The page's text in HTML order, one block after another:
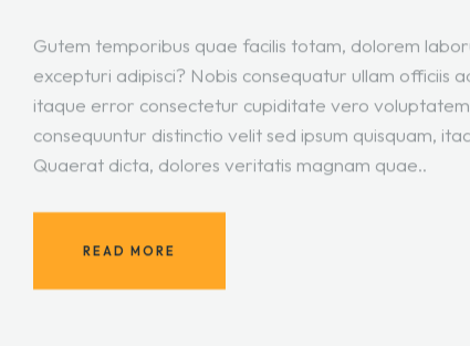
Gutem temporibus quae facilis totam, dolorem
excepturi adipisci? Nobis consequatur ullam officiis
itaque error consectetur cupiditate vero
consequuntur distinctio velit sed ipsum quisquam,
Quaerat dicta, dolores veritatis magnam quae..
READ MORE